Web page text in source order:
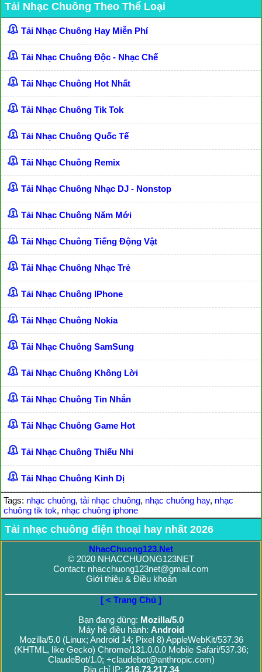
Tải Nhạc Chuông Theo Thể Loại
Tải Nhạc Chuông Hay Miễn Phí
Tải Nhạc Chuông Độc - Nhạc Chế
Tải Nhạc Chuông Hot Nhất
Tải Nhạc Chuông Tik Tok
Tải Nhạc Chuông Quốc Tế
Tải Nhạc Chuông Remix
Tải Nhạc Chuông Nhạc DJ - Nonstop
Tải Nhạc Chuông Năm Mới
Tải Nhạc Chuông Tiếng Động Vật
Tải Nhạc Chuông Nhạc Trẻ
Tải Nhạc Chuông IPhone
Tải Nhạc Chuông Nokia
Tải Nhạc Chuông SamSung
Tải Nhạc Chuông Không Lời
Tải Nhạc Chuông Tin Nhắn
Tải Nhạc Chuông Game Hot
Tải Nhạc Chuông Thiếu Nhi
Tải Nhạc Chuông Kinh Dị
Tags: nhạc chuông, tải nhạc chuông, nhạc chuông hay, nhạc
chuông tik tok, nhạc chuông iphone
Tải nhạc chuông điện thoại hay nhất 2026
NhacChuong123.Net
© 2020 NHACCHUONG123NET
Contact: nhacchuong123net@gmail.com
Giới thiệu & Điều khoản
[ < Trang Chủ ]
Bạn đang dùng: Mozilla/5.0
Máy hệ điều hành: Android
Mozilla/5.0 (Linux; Android 14; Pixel 8) AppleWebKit/537.36
(KHTML, like Gecko) Chrome/131.0.0.0 Mobile Safari/537.36;
ClaudeBot/1.0; +claudebot@anthropic.com)
Địa chỉ IP: 216.73.217.34